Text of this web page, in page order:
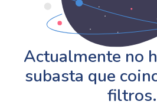
Actualmente no
subasta que
filtros.